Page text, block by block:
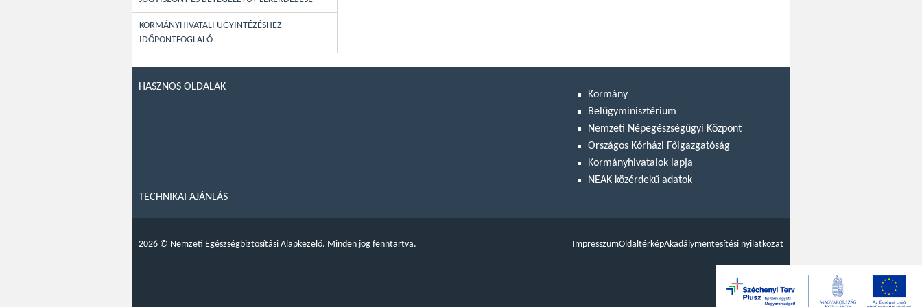
KORMÁNYHIVATALI ÜGYINTÉZÉSHEZ
IDŐPONTFOGLALÓ
HASZNOS OLDALAK
Kormány
Belügyminisztérium
Nemzeti Népegészségügyi Központ
Országos Kórházi Főigazgatóság
Kormányhivatalok lapja
NEAK közérdekű adatok
TECHNIKAI AJÁNLÁS
2026 © Nemzeti Egészségbiztosítási Alapkezelő. Minden jog fenntartva. ImpresszumOldaltérképAkadálymentesítési nyilatkozat